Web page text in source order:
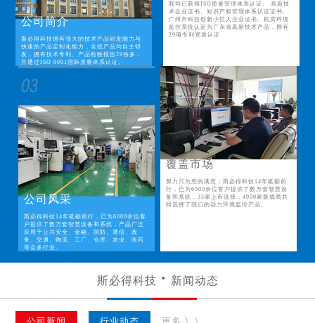
公司简介
斯必得科技拥有强大的技术产品研发能力与
快速的产品定制化能力，全线产品均自主研
发，拥有技术专利、产品检验报告29份多，
并通过ISO 9001国际质量体系认证。
我司已获得ISO质量管理体系认证、 高新技
术企业证书、知识产权管理体系认证证书、
广州市科技创新小巨人企业证书、机房环境
监控系统认定为广东省高新技术产品，拥有
29项专利资质认证
公司风采
斯必得科技14年砥砺前行，已为6000余位客
户提供了数万套智慧设备和系统，产品广泛
应用于公共安全、金融、国防、通信、政
务、交通、物流、工厂、仓库、农业、医药
等众多行业。
覆盖市场
努力只为您的满意；斯必得科技14年砥砺前
行，已为6000余位客户提供了数万套智慧设
备和系统，35家上市选择，4900家集成商共
同选择了我们的动力环境监控产品。
斯必得科技 新闻动态